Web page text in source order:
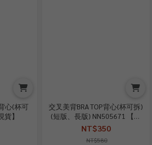
心(杯可
】
交叉美背BRA TOP背心(杯可拆)
(短版、長版) NN505671 【現
貨】
NT$350
NT$580